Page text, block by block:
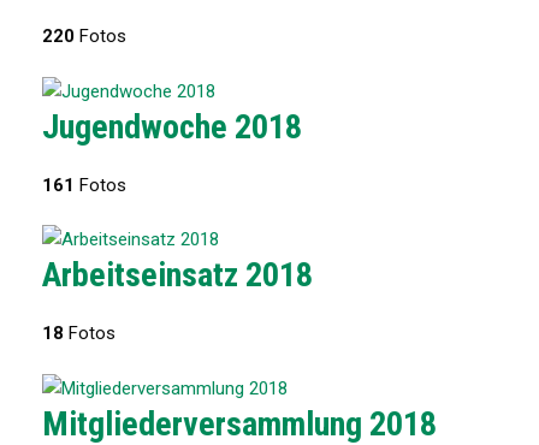
220 Fotos
Jugendwoche 2018
161 Fotos
Arbeitseinsatz 2018
18 Fotos
Mitgliederversammlung 2018